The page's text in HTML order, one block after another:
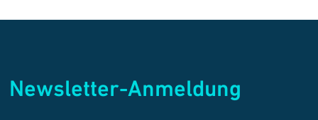
Newsletter-Anmeldung